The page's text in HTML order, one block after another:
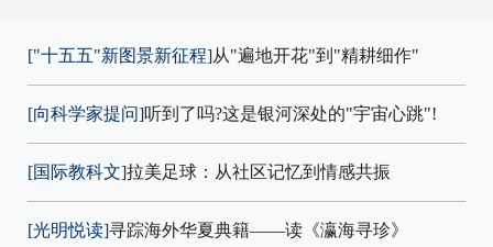
["十五五"新图景新征程]从"遍地开花"到"精耕细作"
[向科学家提问]听到了吗?这是银河深处的"宇宙心跳"!
[国际教科文]拉美足球：从社区记忆到情感共振
[光明悦读]寻踪海外华夏典籍——读《瀛海寻珍》